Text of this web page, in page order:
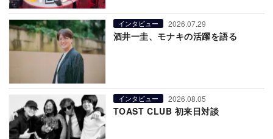
インタビュー 2026.07.29
酒井一圭、モナキの活躍を語る
インタビュー 2026.08.05
TOAST CLUB 初来日対談